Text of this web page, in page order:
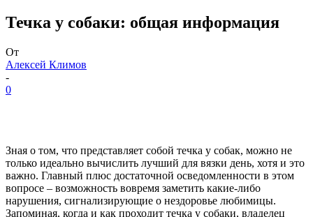
Течка у собаки: общая информация
От
Алексей Климов
-
0
Зная о том, что представляет собой течка у собак, можно не
только идеально вычислить лучший для вязки день, хотя и это
важно. Главный плюс достаточной осведомленности в этом
вопросе – возможность вовремя заметить какие-либо
нарушения, сигнализирующие о нездоровье любимицы.
Запоминая, когда и как проходит течка у собаки, владелец